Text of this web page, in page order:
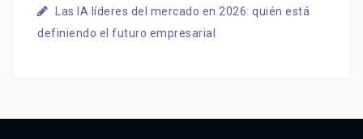
Las IA líderes del mercado en 2026: quién está
definiendo el futuro empresarial